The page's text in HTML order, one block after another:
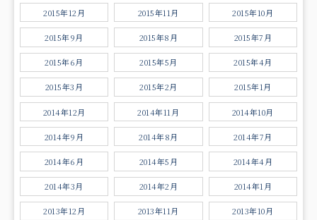
2015年12月 2015年11月 2015年10月
2015年9月 2015年8月 2015年7月
2015年6月 2015年5月 2015年4月
2015年3月 2015年2月 2015年1月
2014年12月 2014年11月 2014年10月
2014年9月 2014年8月 2014年7月
2014年6月 2014年5月 2014年4月
2014年3月 2014年2月 2014年1月
2013年12月 2013年11月 2013年10月